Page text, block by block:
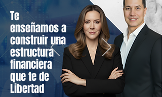
Te
enseñamos a
construir una
estructura
financiera
que te de
Libertad